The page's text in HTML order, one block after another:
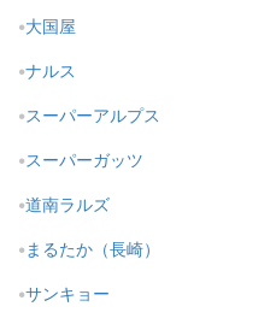
大国屋
ナルス
スーパーアルプス
スーパーガッツ
道南ラルズ
まるたか（長崎）
サンキョー